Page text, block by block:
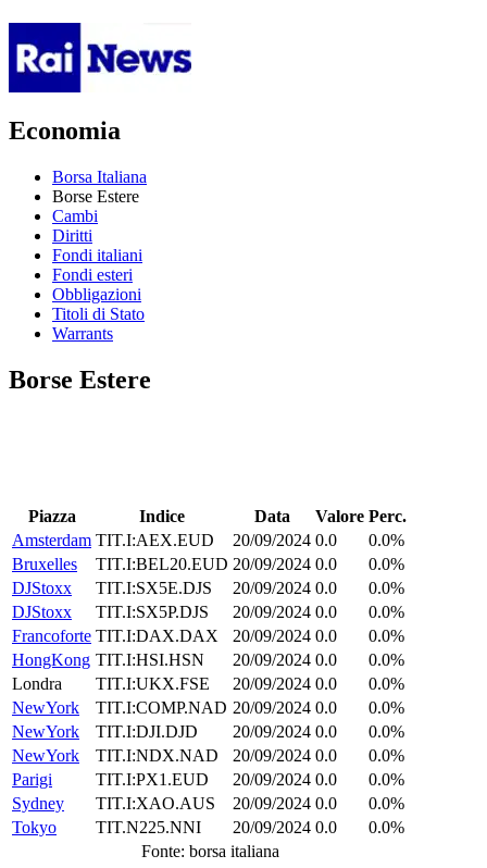
Economia
Borsa Italiana
Borse Estere
Cambi
Diritti
Fondi italiani
Fondi esteri
Obbligazioni
Titoli di Stato
Warrants
Borse Estere
Piazza Indice Data Valore Perc.
Amsterdam TIT.I:AEX.EUD 20/09/2024 0.0
0.0%
Bruxelles
TIT.I:BEL20.EUD 20/09/2024 0.0
0.0%
DJStoxx
TIT.I:SX5E.DJS 20/09/2024 0.0
0.0%
DJStoxx
TIT.I:SX5P.DJS 20/09/2024 0.0
0.0%
Francoforte TIT.I:DAX.DAX 20/09/2024 0.0
0.0%
HongKong TIT.I:HSI.HSN 20/09/2024 0.0
0.0%
Londra
TIT.I:UKX.FSE 20/09/2024 0.0
0.0%
NewYork
TIT.I:COMP.NAD 20/09/2024 0.0
0.0%
NewYork
TIT.I:DJI.DJD 20/09/2024 0.0
0.0%
NewYork
TIT.I:NDX.NAD 20/09/2024 0.0
0.0%
Parigi
TIT.I:PX1.EUD 20/09/2024 0.0
0.0%
Sydney
TIT.I:XAO.AUS 20/09/2024 0.0
0.0%
Tokyo
TIT.N225.NNI 20/09/2024 0.0
0.0%
Fonte: borsa italiana